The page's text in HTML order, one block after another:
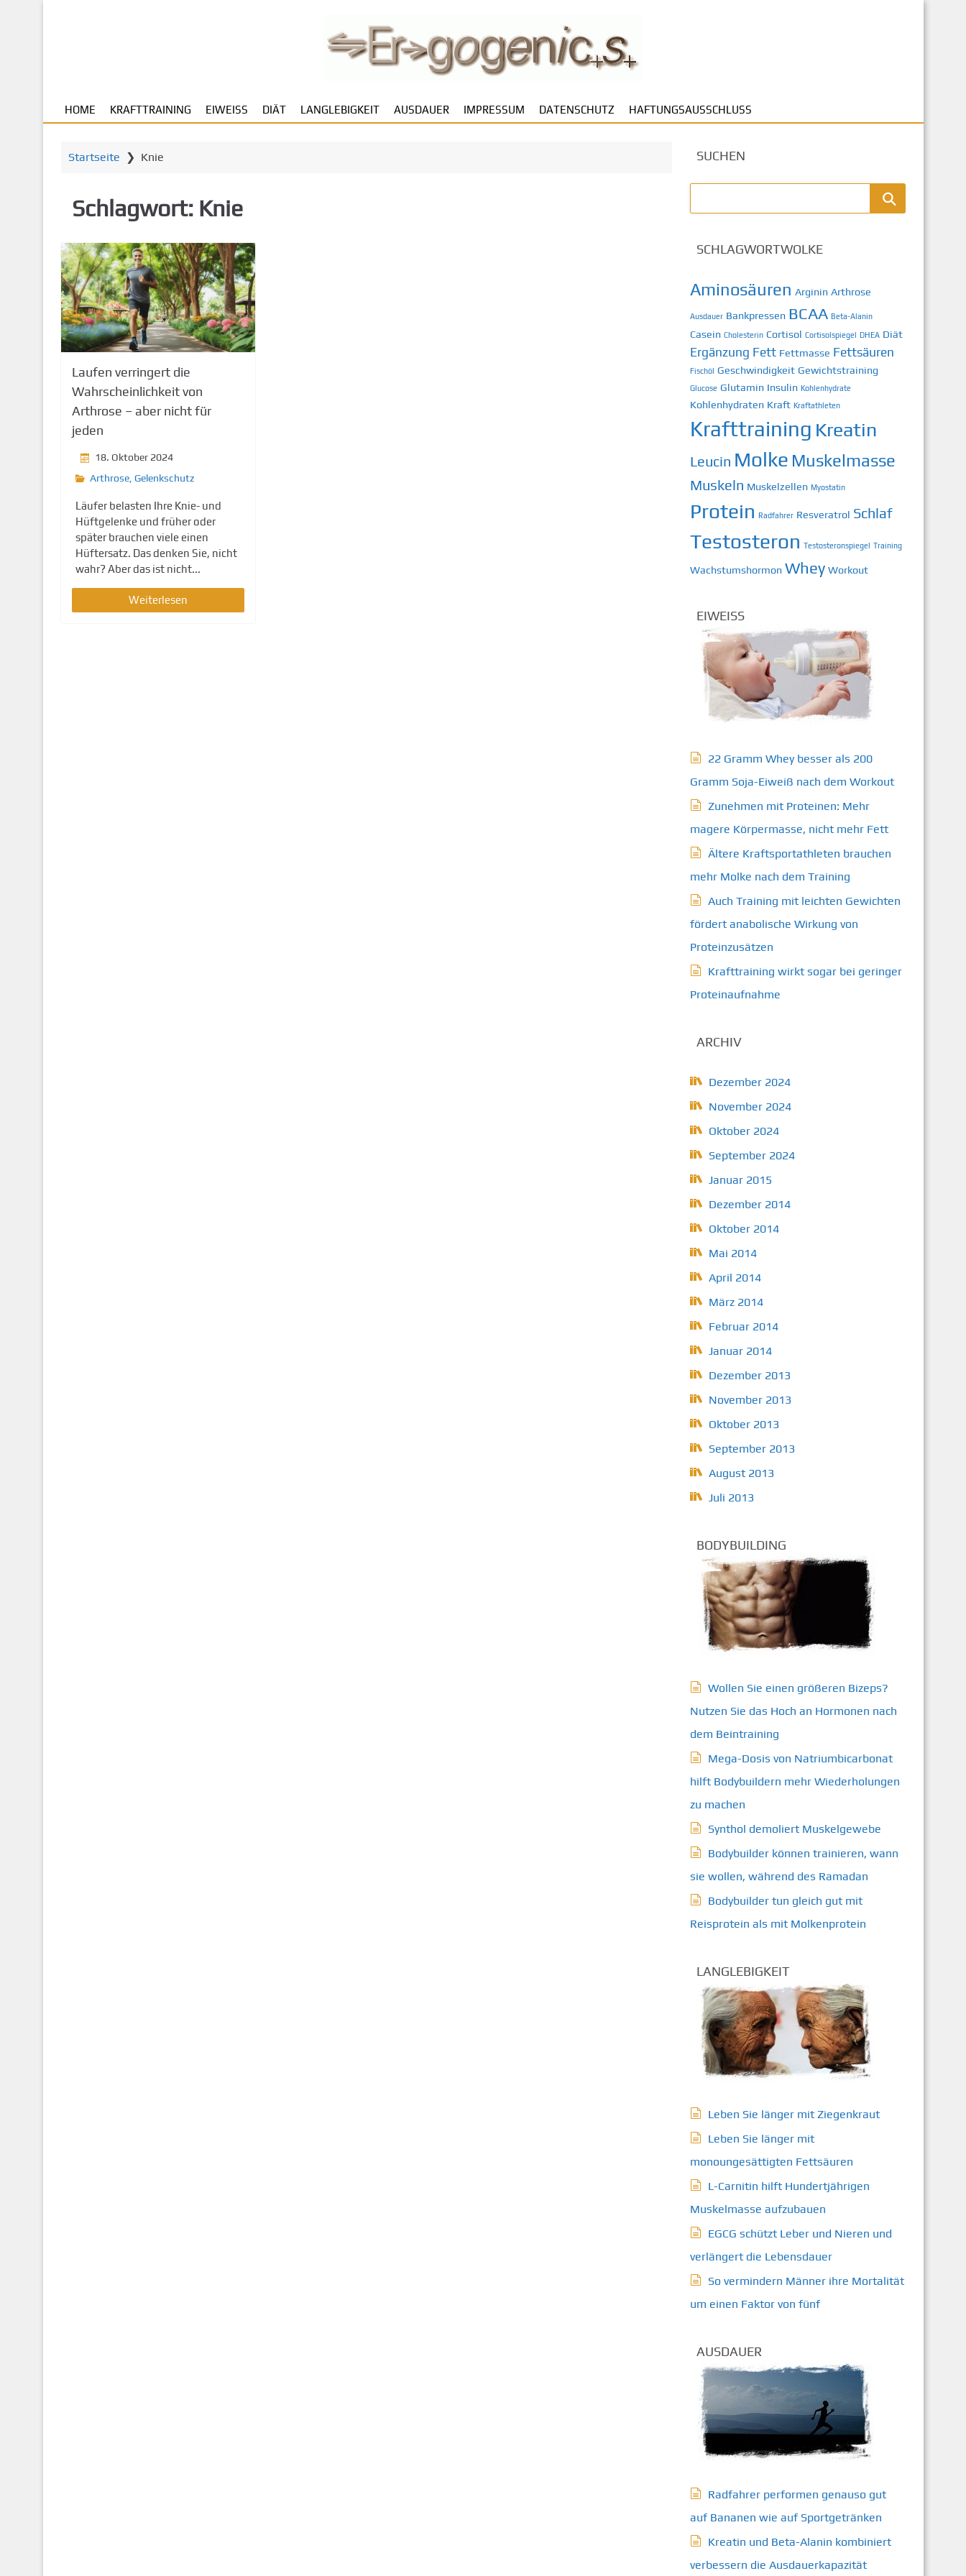
t
HOME KRAFTTRAINING EIWEISS DIÄT LANGLEBIGKEIT AUSDAUER IMPRESSUM DATENSCHUTZ HAFTUNGSAUSSCHLUSS
Startseite ❯ Knie
Schlagwort: Knie
Laufen verringert die
Wahrscheinlichkeit von
Arthrose – aber nicht für
jeden
18. Oktober 2024
Arthrose, Gelenkschutz
Läufer belasten Ihre Knie- und
Hüftgelenke und früher oder
später brauchen viele einen
Hüftersatz. Das denken Sie, nicht
wahr? Aber das ist nicht...
Weiterlesen
SUCHEN
SCHLAGWORTWOLKE
Aminosäuren Arginin Arthrose
Ausdauer Bankpressen BCAA Beta-Alanin
Casein Cholesterin Cortisol Cortisolspiegel DHEA Diät
Ergänzung Fett Fettmasse Fettsäuren
Fischöl Geschwindigkeit Gewichtstraining
Glucose Glutamin Insulin Kohlenhydrate
Kohlenhydraten Kraft Kraftathleten
Krafttraining Kreatin
Leucin Molke Muskelmasse
Muskeln Muskelzellen Myostatin
Protein Radfahrer Resveratrol Schlaf
Testosteron Testosteronspiegel Training
Wachstumshormon Whey Workout
EIWEISS
22 Gramm Whey besser als 200
Gramm Soja-Eiweiß nach dem Workout
Zunehmen mit Proteinen: Mehr
magere Körpermasse, nicht mehr Fett
Ältere Kraftsportathleten brauchen
mehr Molke nach dem Training
Auch Training mit leichten Gewichten
fördert anabolische Wirkung von
Proteinzusätzen
Krafttraining wirkt sogar bei geringer
Proteinaufnahme
ARCHIV
Dezember 2024
November 2024
Oktober 2024
September 2024
Januar 2015
Dezember 2014
Oktober 2014
Mai 2014
April 2014
März 2014
Februar 2014
Januar 2014
Dezember 2013
November 2013
Oktober 2013
September 2013
August 2013
Juli 2013
BODYBUILDING
Wollen Sie einen größeren Bizeps?
Nutzen Sie das Hoch an Hormonen nach
dem Beintraining
Mega-Dosis von Natriumbicarbonat
hilft Bodybuildern mehr Wiederholungen
zu machen
Synthol demoliert Muskelgewebe
Bodybuilder können trainieren, wann
sie wollen, während des Ramadan
Bodybuilder tun gleich gut mit
Reisprotein als mit Molkenprotein
LANGLEBIGKEIT
Leben Sie länger mit Ziegenkraut
Leben Sie länger mit
monoungesättigten Fettsäuren
L-Carnitin hilft Hundertjährigen
Muskelmasse aufzubauen
EGCG schützt Leber und Nieren und
verlängert die Lebensdauer
So vermindern Männer ihre Mortalität
um einen Faktor von fünf
AUSDAUER
Radfahrer performen genauso gut
auf Bananen wie auf Sportgetränken
Kreatin und Beta-Alanin kombiniert
verbessern die Ausdauerkapazität